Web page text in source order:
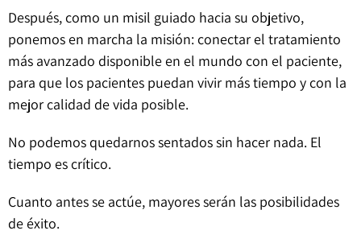
Después, como un misil guiado hacia su objetivo,
ponemos en marcha la misión: conectar el tratamiento
más avanzado disponible en el mundo con el paciente,
para que los pacientes puedan vivir más tiempo y con la
mejor calidad de vida posible.
No podemos quedarnos sentados sin hacer nada. El
tiempo es crítico.
Cuanto antes se actúe, mayores serán las posibilidades
de éxito.